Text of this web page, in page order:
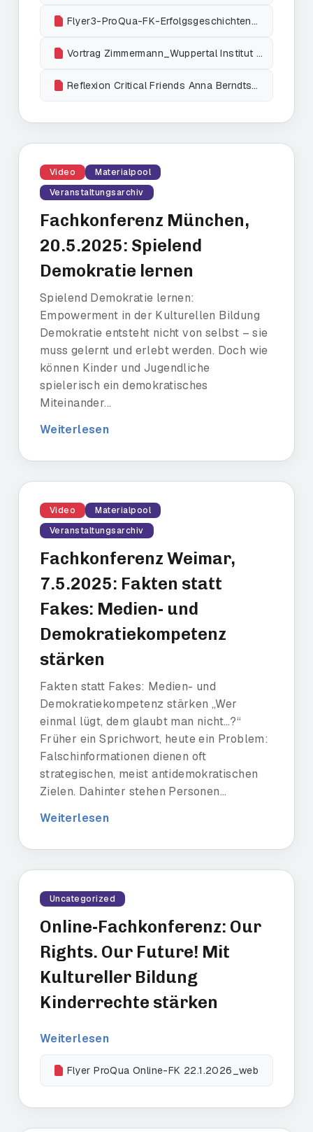
Flyer3-ProQua-FK-Erfolgsgeschichten_hybrid_web
Vortrag Zimmermann_Wuppertal Institut final
Reflexion Critical Friends Anna Berndtson + Norman Grotegut
Video
Materialpool
Veranstaltungsarchiv
Fachkonferenz München,
20.5.2025: Spielend
Demokratie lernen
Spielend Demokratie lernen:
Empowerment in der Kulturellen Bildung
Demokratie entsteht nicht von selbst – sie
muss gelernt und erlebt werden. Doch wie
können Kinder und Jugendliche
spielerisch ein demokratisches
Miteinander...
Weiterlesen
Video
Materialpool
Veranstaltungsarchiv
Fachkonferenz Weimar,
7.5.2025: Fakten statt
Fakes: Medien- und
Demokratiekompetenz
stärken
Fakten statt Fakes: Medien- und
Demokratiekompetenz stärken „Wer
einmal lügt, dem glaubt man nicht…?“
Früher ein Sprichwort, heute ein Problem:
Falschinformationen dienen oft
strategischen, meist antidemokratischen
Zielen. Dahinter stehen Personen...
Weiterlesen
Uncategorized
Online-Fachkonferenz: Our
Rights. Our Future! Mit
Kultureller Bildung
Kinderrechte stärken
Weiterlesen
Flyer ProQua Online-FK 22.1.2026_web